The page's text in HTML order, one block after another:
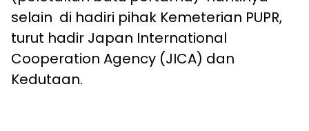
selain di hadiri pihak Kemeterian PUPR,
turut hadir Japan International
Cooperation Agency (JICA) dan
Kedutaan.